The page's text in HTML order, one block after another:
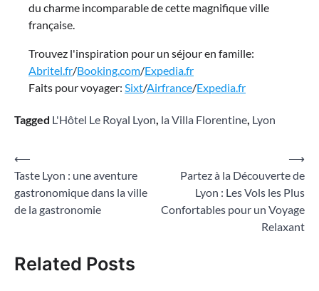
du charme incomparable de cette magnifique ville
française.
Trouvez l'inspiration pour un séjour en famille:
Abritel.fr/Booking.com/Expedia.fr
Faits pour voyager: Sixt/Airfrance/Expedia.fr
Tagged L'Hôtel Le Royal Lyon, la Villa Florentine, Lyon
Navigation
de
l’article
⟵
Taste Lyon : une aventure
gastronomique dans la ville
de la gastronomie
Partez à la Découverte de
Lyon : Les Vols les Plus
Confortables pour un Voyage
Relaxant
⟶
Related Posts